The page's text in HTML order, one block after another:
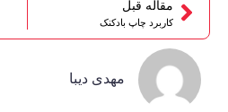
مقاله قبل
کاربرد چاپ بادکنک
مهدی دیبا